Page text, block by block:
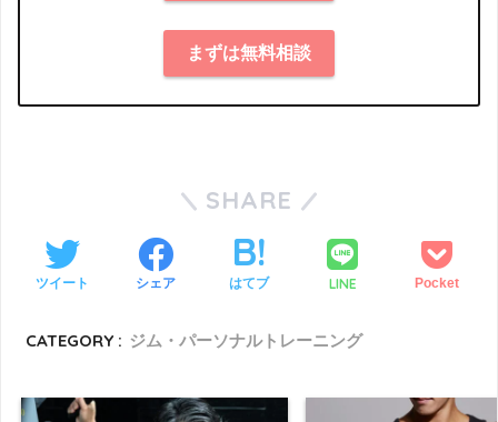
まずは無料相談
SHARE
ツイート シェア はてブ LINE Pocket
CATEGORY : ジム・パーソナルトレーニング